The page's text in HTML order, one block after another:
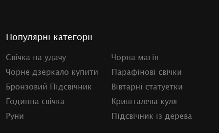
Популярні категорії
Свічка на удачу
Чорна магія
Чорне дзеркало купити
Парафінові свічки
Бронзовий Підсвічник
Вівтарні статуетки
Годинна свічка
Кришталева куля
Руни
Підсвічник із дерева